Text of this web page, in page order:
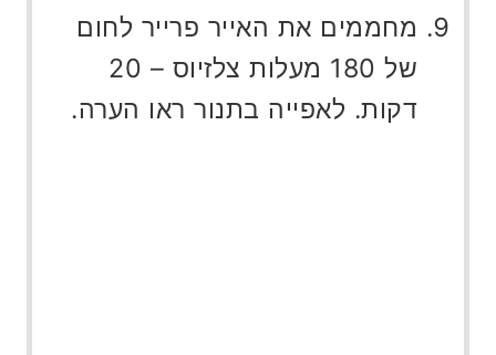
מחממים את האייר פרייר לחום
של 180 מעלות צלזיוס – 20
דקות. לאפייה בתנור ראו הערה.